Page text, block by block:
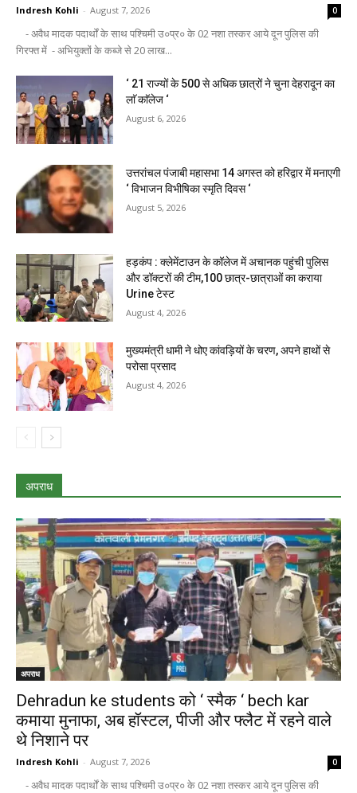
Indresh Kohli - August 7, 2026 0
- अवैध मादक पदार्थों के साथ पश्चिमी उ०प्र० के 02 नशा तस्कर आये दून पुलिस की
गिरफ्त में - अभियुक्तों के कब्जे से 20 लाख...
‘ 21 राज्यों के 500 से अधिक छात्रों ने चुना देहरादून का
लाॅ काॅलेज ‘
August 6, 2026
उत्तरांचल पंजाबी महासभा 14 अगस्त को हरिद्वार में मनाएगी
‘ विभाजन विभीषिका स्मृति दिवस ‘
August 5, 2026
हड़कंप : क्लेमेंटाउन के कॉलेज में अचानक पहुंची पुलिस
और डॉक्टरों की टीम,100 छात्र-छात्राओं का कराया
Urine टेस्ट
August 4, 2026
मुख्यमंत्री धामी ने धोए कांवड़ियों के चरण, अपने हाथों से
परोसा प्रसाद
August 4, 2026
अपराध
अपराध
Dehradun ke students को ‘ स्मैक ‘ bech kar
कमाया मुनाफा, अब हॉस्टल, पीजी और फ्लैट में रहने वाले
थे निशाने पर
Indresh Kohli - August 7, 2026 0
- अवैध मादक पदार्थों के साथ पश्चिमी उ०प्र० के 02 नशा तस्कर आये दून पुलिस की